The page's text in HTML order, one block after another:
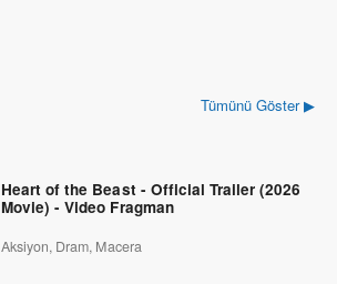
Tümünü Göster ▶
Heart of the Beast - Official Trailer (2026
Movie) - Video Fragman
Aksiyon, Dram, Macera